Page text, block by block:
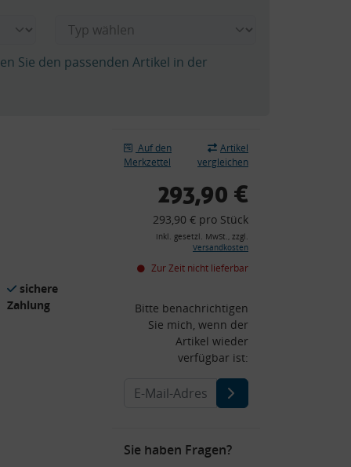
Sie den passenden Artikel in der
sichere
Zahlung
Auf den
Merkzettel
Artikel
vergleichen
293,90 €
293,90 € pro Stück
inkl. gesetzl. MwSt., zzgl.
Versandkosten
Zur Zeit nicht lieferbar
Bitte benachrichtigen
Sie mich, wenn der
Artikel wieder
verfügbar ist:
Sie haben Fragen?